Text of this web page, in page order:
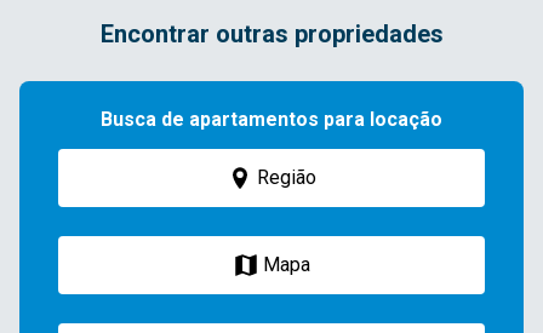
Encontrar outras propriedades
Busca de apartamentos para locação
Região
Mapa